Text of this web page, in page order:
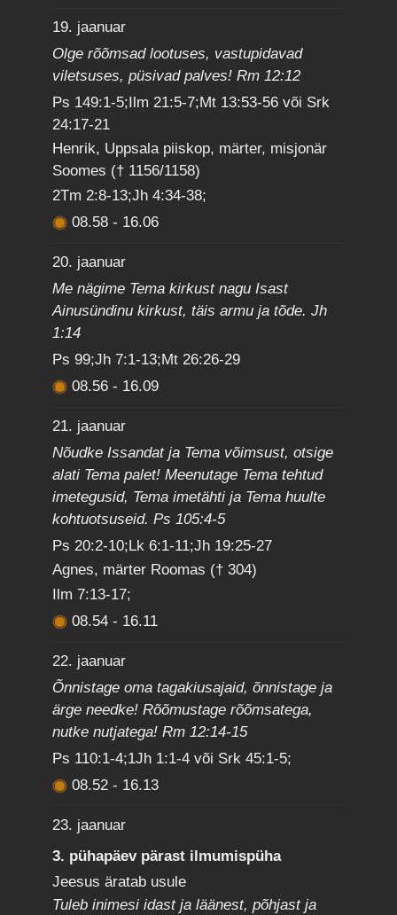
19. jaanuar
Olge rõõmsad lootuses, vastupidavad
viletsuses, püsivad palves! Rm 12:12
Ps 149:1-5;Ilm 21:5-7;Mt 13:53-56 või Srk
24:17-21
Henrik, Uppsala piiskop, märter, misjonär
Soomes († 1156/1158)
2Tm 2:8-13;Jh 4:34-38;
08.58- 16.06
20. jaanuar
Me nägime Tema kirkust nagu Isast
Ainusündinu kirkust, täis armu ja tõde. Jh
1:14
Ps 99;Jh 7:1-13;Mt 26:26-29
08.56- 16.09
21. jaanuar
Nõudke Issandat ja Tema võimsust, otsige
alati Tema palet! Meenutage Tema tehtud
imetegusid, Tema imetähti ja Tema huulte
kohtuotsuseid. Ps 105:4-5
Ps 20:2-10;Lk 6:1-11;Jh 19:25-27
Agnes, märter Roomas († 304)
Ilm 7:13-17;
08.54- 16.11
22. jaanuar
Õnnistage oma tagakiusajaid, õnnistage ja
ärge needke! Rõõmustage rõõmsatega,
nutke nutjatega! Rm 12:14-15
Ps 110:1-4;1Jh 1:1-4 või Srk 45:1-5;
08.52- 16.13
23. jaanuar
3. pühapäev pärast ilmumispüha
Jeesus äratab usule
Tuleb inimesi idast ja läänest, põhjast ja